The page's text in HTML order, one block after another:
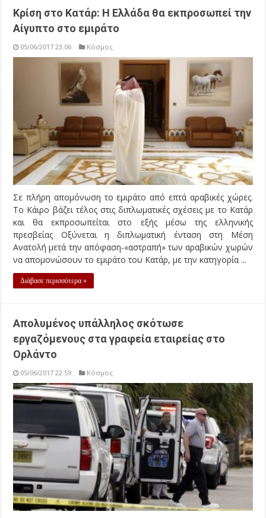
Κρίση στο Κατάρ: H Ελλάδα θα εκπροσωπεί την
Αίγυπτο στο εμιράτο
05/06/2017 23:06 Κόσμος
Σε πλήρη απομόνωση το εμιράτο από επτά αραβικές χώρες.
Το Κάιρο βάζει τέλος στις διπλωματικές σχέσεις με το Κατάρ
και θα εκπροσωπείται στο εξής μέσω της ελληνικής
πρεσβείας Οξύνεται η διπλωματική ένταση στη Μέση
Ανατολή μετά την απόφαση-«αστραπή» των αραβικών χωρών
να απομονώσουν το εμιράτο του Κατάρ, με την κατηγορία ...
Διάβασε περισσότερα »
Απολυμένος υπάλληλος σκότωσε
εργαζόμενους στα γραφεία εταιρείας στο
Ορλάντο
05/06/2017 22:59 Κόσμος